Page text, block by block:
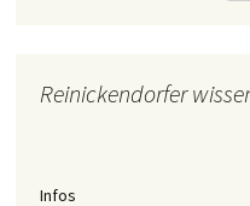
Reinickendorfer
Infos